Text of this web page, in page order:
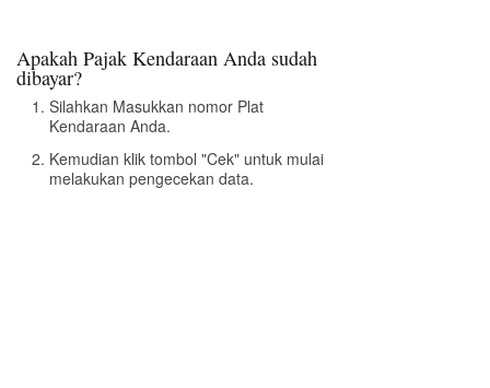
Apakah Pajak Kendaraan Anda sudah
dibayar?
Silahkan Masukkan nomor Plat
Kendaraan Anda.
Kemudian klik tombol "Cek" untuk mulai
melakukan pengecekan data.